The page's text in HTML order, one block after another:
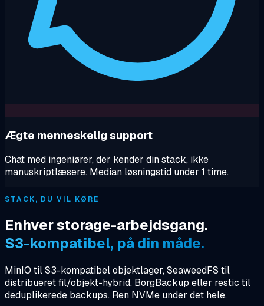
Ægte menneskelig support
Chat med ingeniører, der kender din stack, ikke
manuskriptlæsere. Median løsningstid under 1 time.
STACK, DU VIL KØRE
Enhver storage-arbejdsgang.
S3-kompatibel, på din måde.
MinIO til S3-kompatibel objektlager, SeaweedFS til
distribueret fil/objekt-hybrid, BorgBackup eller restic til
deduplikerede backups. Ren NVMe under det hele.